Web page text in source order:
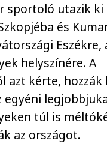
sportoló utazik ki
és
Eszékre,
helyszínére. A
azt kérte, hozzák
egyéni
túl is
az országot.